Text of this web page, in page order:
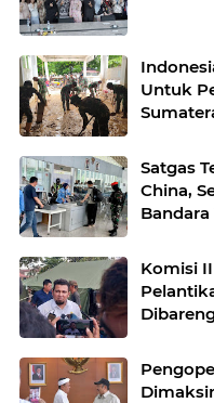
Untuk
Satgas
China,
Komisi